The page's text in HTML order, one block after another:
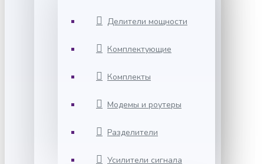
Делители мощности
Комплектующие
Комплекты
Модемы и роутеры
Разделители
Усилители сигнала